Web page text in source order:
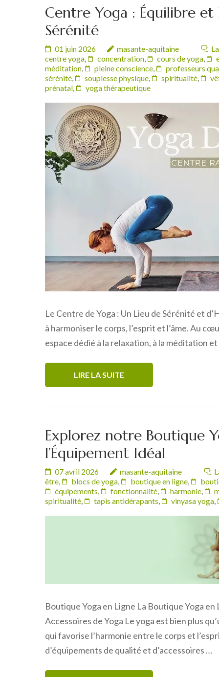
Centre Yoga : Équilibre
Sérénité
01 juin 2026 masante-aquitaine
centre yoga, concentration, cours de yoga,
méditation, pleine conscience,
professeurs
sérénité, souplesse physique, spiritualité,
prénatal, yoga thérapeutique
Le Centre de Yoga : Un Lieu de Sérénité et
à harmoniser le corps, l’esprit et l’âme. Au
espace dédié à la relaxation, à la méditation
LIRE LA SUITE
Explorez notre Boutique
l’Équipement Idéal
07 avril 2026 masante-aquitaine
être, blocs de yoga, boutique en ligne,
équipements, fonctionnalité, harmonie,
spiritualité, tapis antidérapants, vinyasa yoga,
Boutique Yoga en Ligne La Boutique Yoga
Accessoires de Yoga Le yoga est bien plus
qui favorise l’harmonie entre le corps et
d’équipements de qualité et d’accessoires …